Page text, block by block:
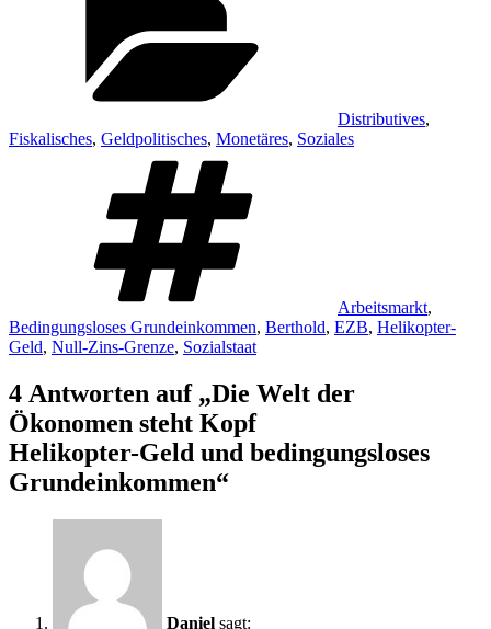
Distributives,
Fiskalisches, Geldpolitisches, Monetäres, Soziales
Arbeitsmarkt,
Bedingungsloses Grundeinkommen, Berthold, EZB, Helikopter-
Geld, Null-Zins-Grenze, Sozialstaat
4 Antworten auf „Die Welt der
Ökonomen steht Kopf
Helikopter-Geld und bedingungsloses
Grundeinkommen“
Daniel sagt: